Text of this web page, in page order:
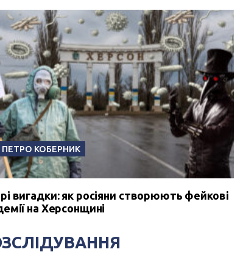
ПЕТРО КОБЕРНИК
вигадки: як росіяни створюють фейкові
на Херсонщині